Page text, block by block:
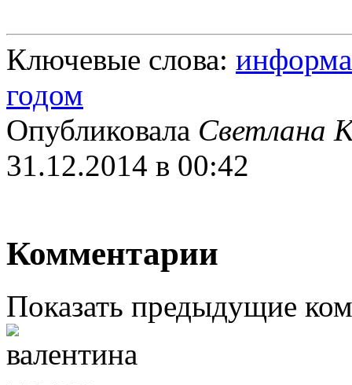
Ключевые слова:
годом
Опубликовала Светлана
31.12.2014 в 00:42
Комментарии
Показать предыдущие